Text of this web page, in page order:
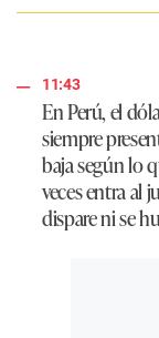
11:43
En Perú, el
siempre
baja según lo
veces entra al
dispare ni se